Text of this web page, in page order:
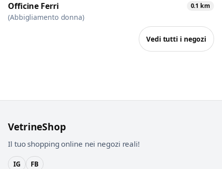
Officine Ferri 0.1 km
(Abbigliamento donna)
Vedi tutti i negozi
VetrineShop
Il tuo shopping online nei negozi reali!
IG FB